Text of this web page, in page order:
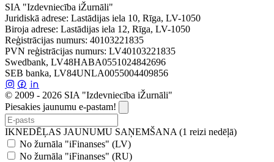
SIA "Izdevniecība iŽurnāli"
Juridiskā adrese: Lastādijas iela 10, Rīga, LV-1050
Biroja adrese: Lastādijas iela 12, Rīga, LV-1050
Reģistrācijas numurs: 40103221835
PVN reģistrācijas numurs: LV40103221835
Swedbank, LV48HABA0551024842696
SEB banka, LV84UNLA0055004409856
© 2009 - 2026 SIA "Izdevniecība iŽurnāli"
Piesakies jaunumu e-pastam!
IKNEDĒĻAS JAUNUMU SAŅEMŠANA (1 reizi nedēļā)
No žurnāla "iFinanses" (LV)
No žurnāla "iFinanses" (RU)